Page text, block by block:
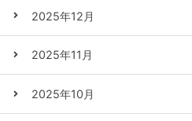
2025年12月
2025年11月
2025年10月